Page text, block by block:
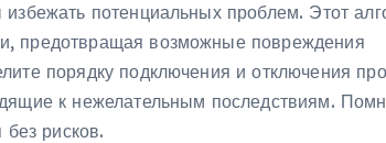
потенциальных проблем. Этот
предотвращая возможные повреждения
порядку подключения и отключения
к нежелательным последствиям.
без рисков.